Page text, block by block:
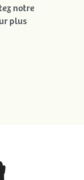
notre
plus